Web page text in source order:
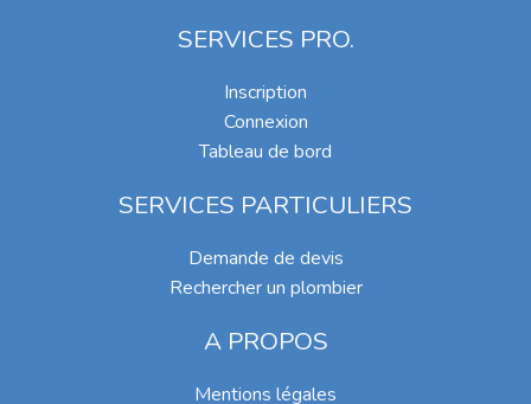
SERVICES PRO.
Inscription
Connexion
Tableau de bord
SERVICES PARTICULIERS
Demande de devis
Rechercher un plombier
A PROPOS
Mentions légales